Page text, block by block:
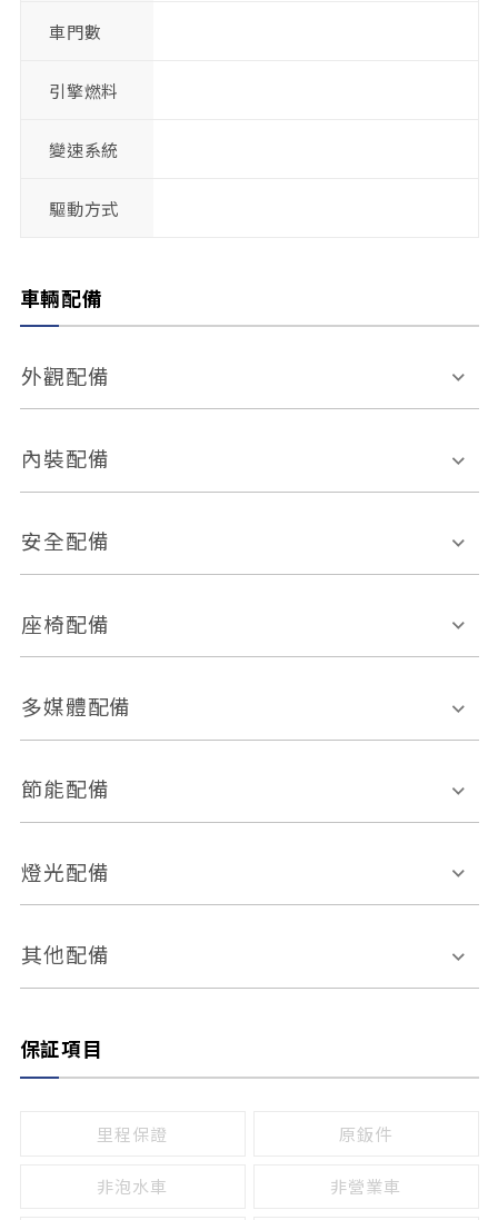
車門數
引擎燃料
變速系統
驅動方式
車輛配備
外觀配備
電動天窗
後視鏡方向指示燈
內裝配備
多功能方向盤
恆溫空調
安全配備
前座正面氣囊
ABS防鎖死
車道偏離警示
自動停車系統 盲點偵測系統
倒車雷達
座椅配備
皮椅
無
有
多媒體配備
外部音源接入
節能配備
引擎啟閉系統
燈光配備
感應頭燈
頭燈光源
其他配備
保証項目
里程保證 原鈑件
非泡水車 非營業車